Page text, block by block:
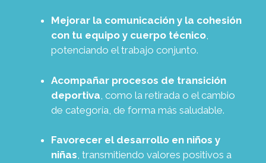
Mejorar la comunicación y la cohesión
con tu equipo y cuerpo técnico,
potenciando el trabajo conjunto.
Acompañar procesos de transición
deportiva , como la retirada o el cambio
de categoría, de forma más saludable.
Favorecer el desarrollo en niños y
niñas, transmitiendo valores positivos a